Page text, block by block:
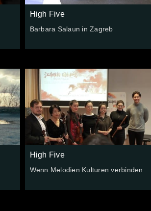
High Five
Barbara Salaun in Zagreb
High Five
Wenn Melodien Kulturen verbinden